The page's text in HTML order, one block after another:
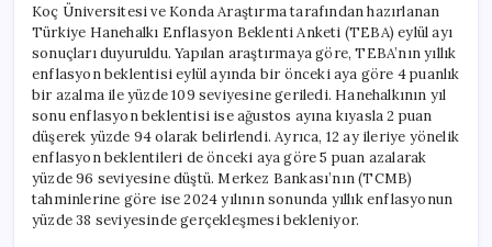
Yüzde
94
Olacak
için
Koç Üniversitesi ve Konda Araştırma tarafından hazırlanan
Türkiye Hanehalkı Enflasyon Beklenti Anketi (TEBA) eylül ayı
sonuçları duyuruldu. Yapılan araştırmaya göre, TEBA’nın yıllık
enflasyon beklentisi eylül ayında bir önceki aya göre 4 puanlık
bir azalma ile yüzde 109 seviyesine geriledi. Hanehalkının yıl
sonu enflasyon beklentisi ise ağustos ayına kıyasla 2 puan
düşerek yüzde 94 olarak belirlendi. Ayrıca, 12 ay ileriye yönelik
enflasyon beklentileri de önceki aya göre 5 puan azalarak
yüzde 96 seviyesine düştü. Merkez Bankası’nın (TCMB)
tahminlerine göre ise 2024 yılının sonunda yıllık enflasyonun
yüzde 38 seviyesinde gerçekleşmesi bekleniyor.